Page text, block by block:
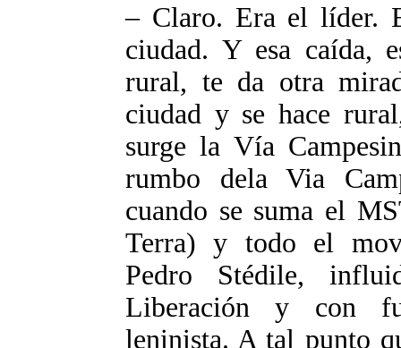
– Claro. Era el líder.
ciudad. Y esa caída,
rural, te da otra
ciudad y se hace
surge la Vía
rumbo dela Via
cuando se suma el
Terra) y todo el
Pedro Stédile,
Liberación y con
leninista. A tal punto